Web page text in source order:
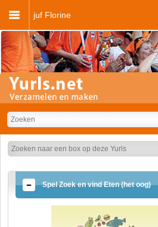
juf Florine
Spel Zoek en vind Eten (het oog)